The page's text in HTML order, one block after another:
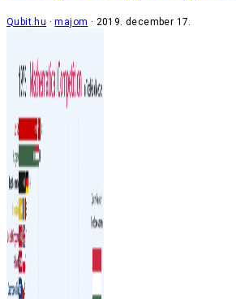
Qubit.hu majom 2019. december 17.